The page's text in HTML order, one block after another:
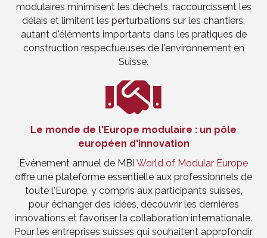
modulaires minimisent les déchets, raccourcissent les
délais et limitent les perturbations sur les chantiers,
autant d'éléments importants dans les pratiques de
construction respectueuses de l'environnement en
Suisse.
Le monde de l'Europe modulaire : un pôle
européen d'innovation
Événement annuel de MBI World of Modular Europe
offre une plateforme essentielle aux professionnels de
toute l'Europe, y compris aux participants suisses,
pour échanger des idées, découvrir les dernières
innovations et favoriser la collaboration internationale.
Pour les entreprises suisses qui souhaitent approfondir